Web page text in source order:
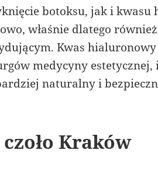
botoksu, jak i kwasu
właśnie dlatego
Kwas
medycyny estetycznej,
naturalny i
Kraków